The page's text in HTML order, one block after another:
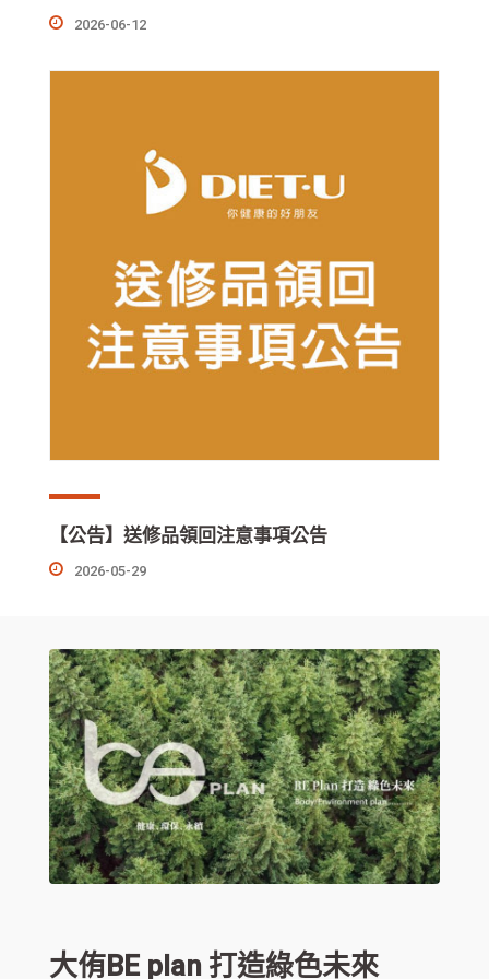
2026-06-12
【公告】送修品領回注意事項公告
2026-05-29
大侑BE plan 打造綠色未來